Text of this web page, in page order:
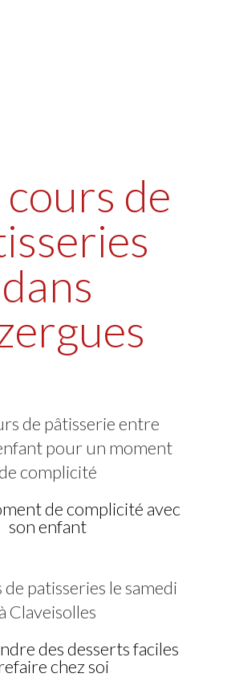
cours de
dans
de complicité avec
son enfant
des desserts faciles
chez soi